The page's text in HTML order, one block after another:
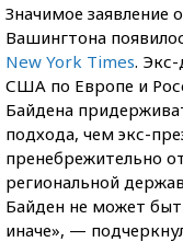
Значимое
Вашингтона
New York Times.
США по Европе и
Байдена
подхода, чем экс-
пренебрежительно
региональной
Байден не может
иначе», —